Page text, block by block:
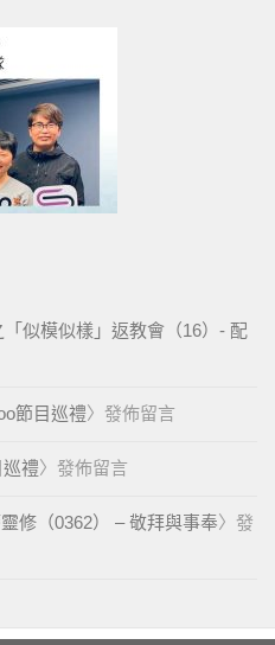
似模似樣」返教會（16）- 配
節目巡禮〉發佈留言
巡禮〉發佈留言
修（0362） – 敬拜與事奉〉發